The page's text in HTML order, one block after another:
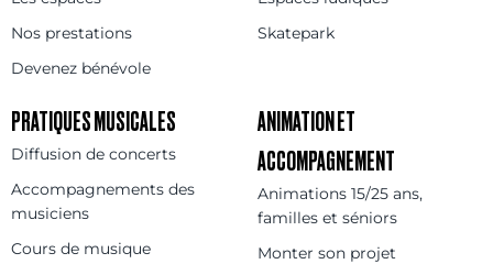
Nos prestations
Devenez bénévole
Skatepark
PRATIQUES MUSICALES
Diffusion de concerts
Accompagnements des
musiciens
Cours de musique
ANIMATION ET
ACCOMPAGNEMENT
Animations 15/25 ans,
familles et séniors
Monter son projet